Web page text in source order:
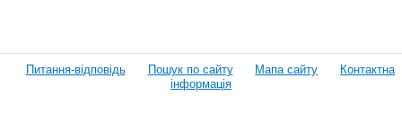
Питання-відповідь Пошук по сайту Мапа сайту
Контактна
інформація